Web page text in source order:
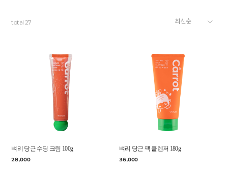
total 27
벼리 당근 수딩 크림 100g
28,000
벼리 당근 팩 클렌저 180g
36,000